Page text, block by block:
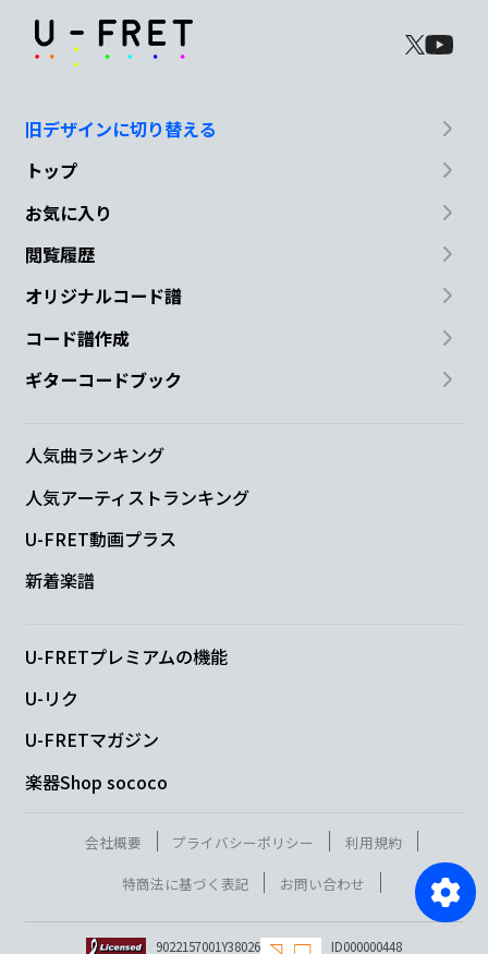
旧デザインに切り替える
トップ
お気に入り
閲覧履歴
オリジナルコード譜
コード譜作成
ギターコードブック
人気曲ランキング
人気アーティストランキング
U-FRET動画プラス
新着楽譜
U-FRETプレミアムの機能
U-リク
U-FRETマガジン
楽器Shop sococo
会社概要 プライバシーポリシー
利用規約
特商法に基づく表記
お問い合わせ
9022157001Y38026 ID000000448